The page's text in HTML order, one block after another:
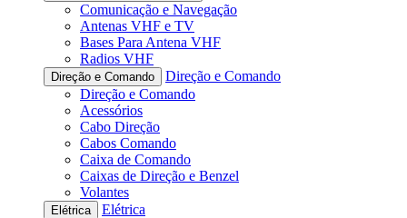
Comunicação e Navegação
Antenas VHF e TV
Bases Para Antena VHF
Radios VHF
Direção e Comando
Direção e Comando
Direção e Comando
Acessórios
Cabo Direção
Cabos Comando
Caixa de Comando
Caixas de Direção e Benzel
Volantes
Elétrica
Elétrica